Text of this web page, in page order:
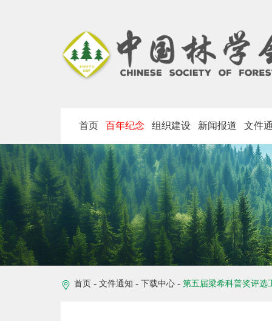
首页 百年纪念 组织建设 新闻报道 文件
首页 - 文件通知 - 下载中心 - 第五届梁希科普奖评选